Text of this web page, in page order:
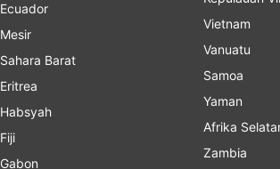
Ecuador
Mesir
Sahara Barat
Eritrea
Habsyah
Fiji
Gabon
Vietnam
Vanuatu
Samoa
Yaman
Afrika
Zambia